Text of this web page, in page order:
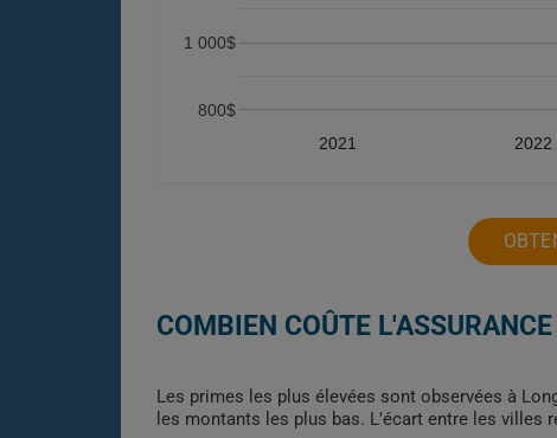
2021 2022
800$
1 000$
COMBIEN COÛTE
Les primes les plus élevées sont observées à
les montants les plus bas. L'écart entre les villes